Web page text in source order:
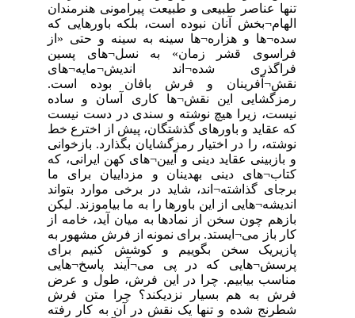
تنها عناصر طبیعی و طبیعت پیرامونی هنرمندان
الهام¬بخش آنان نبوده است، بلکه باورهایی که
سده¬ها و هزاره¬ها سینه به سینه و حتی «از
فراسوی قشر زمان» به نسل¬های پسین
فراگذری شده¬اند اندیش¬مایه¬های
نقش¬آفرینان و فرش بافان بوده است.
رمزگشایی این نقش¬ها کاری آسان و ساده
نیست، زیرا هیچ نوشته و سندی در دست نیست
که عقاید و باورهای ‏‏گذشتگان، پیش از اخترع خط
نوشته، را در اختیار رمزگشایان بگذارد. بازخوانی
و بازبینی ‏عقاید دینی و آیین¬های کهن ایرانی، که
کتاب¬های دینی بهدینان و مزداییان برای ما
برجای گذاشته¬اند، شاید در برخی موارد بتواند
اندیشه¬هایی از این باورها را به ما بیاموزند. لیکن
بازهم چون سخن از نمادها به میان آید، خامه از
کار باز می¬ایستد. برای نمونه از فرش مشهور به
پازیریک سخن بگوییم و کوشش کنیم برای
پرسش¬هایی که در پی می¬آیند پاسخ¬هایی
مناسب بیابیم. چرا در این فرش، طول و عرض
فرش به هم بسیار نزدیکند؟ چرا متن فرش
شطرنج شده و تنها یک نقش در آن به کار رفته